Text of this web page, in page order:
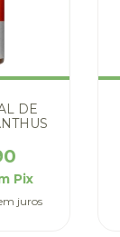
DE
Pix
juros